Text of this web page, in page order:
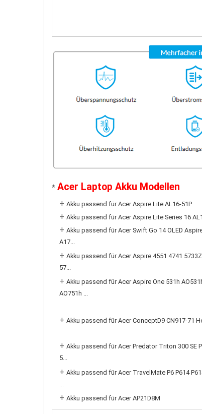
* Acer Laptop Akku Modellen
+ Akku passend für Acer Aspire Lite AL16-51P
+ Akku passend für Acer Aspire Lite Series 16
+ Akku passend für Acer Swift Go 14 OLED
A17...
+ Akku passend für Acer Aspire 4551 4741
57...
+ Akku passend für Acer Aspire One 531h
AO751h ...
+ Akku passend für Acer ConceptD9 CN917-71
+ Akku passend für Acer Predator Triton 300 SE
5...
+ Akku passend für Acer TravelMate P6 P614
...
+ Akku passend für Acer AP21D8M